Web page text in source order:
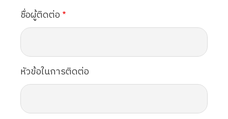
ชื่อผู้ติดต่อ
หัวข้อในการติดต่อ